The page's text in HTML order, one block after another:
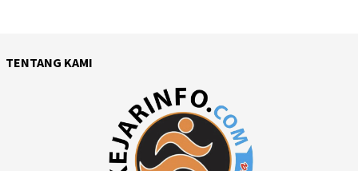
TENTANG KAMI